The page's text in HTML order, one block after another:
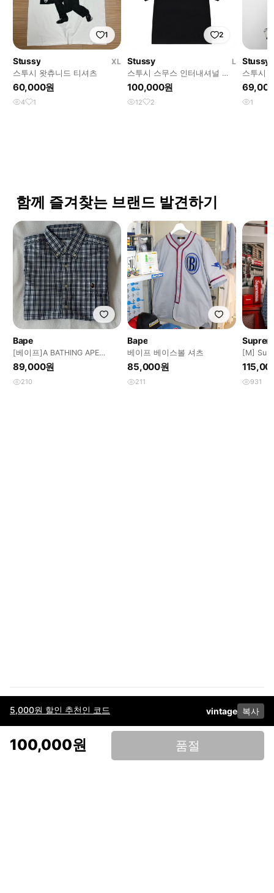
5,000원 할인 추천인 코드 vintage 복사
100,000원 품절
1
Stussy
XL
스투시 왓츄니드 티셔츠
60,000원
4 1
2
Stussy
L
스투시 스무스 인터내셔널 티
셔츠 블랙
100,000원
12 2
Stussy
스투시
투맨 그
1
함께 즐겨찾는 브랜드 발견하기
Bape
[베이프]A BATHING APE
CHECK SHIRT
89,000원
210
Bape
베이프 베이스볼 셔츠
85,000원
211
[M]
Denim
931
이용약관고객센터판매개인정보 처리방침사업자 정보다운로드